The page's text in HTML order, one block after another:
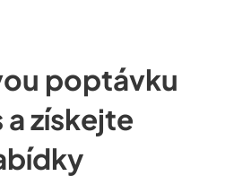
poptávku
získejte